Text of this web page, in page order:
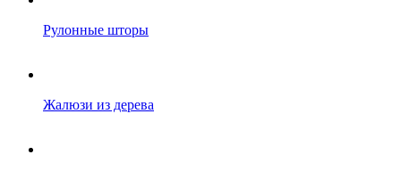
Рулонные шторы
Жалюзи из дерева